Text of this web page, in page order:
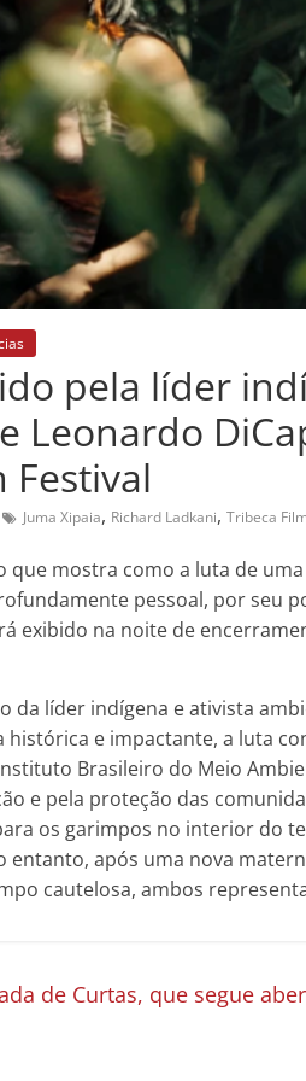
pela líder
Leonardo
Festival
Juma Xipaia, Richard Ladkani, Tribeca
que mostra como a luta de
pessoal, por seu
exibido na noite de
da líder indígena e ativista
e impactante, a luta
Brasileiro do Meio
e pela proteção das
os garimpos no interior do
após uma nova
cautelosa, ambos
de Curtas, que segue